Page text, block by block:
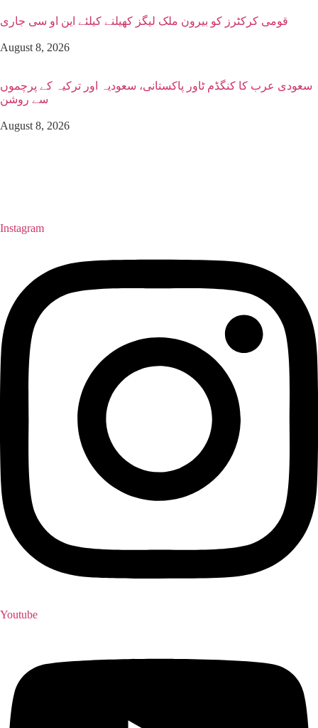
قومی کرکٹرز کو بیرون ملک لیگز کھیلنے کیلئے این او سی جاری
August 8, 2026
سعودی عرب کا کنگڈم ٹاور پاکستانی، سعودیہ اور ترکیہ کے پرچموں
سے روشن
August 8, 2026
Instagram
Youtube